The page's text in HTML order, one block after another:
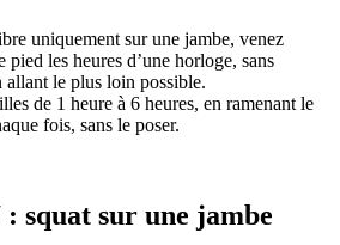
uniquement sur une jambe, venez
pied les heures d’une horloge, sans
allant le plus loin possible.
de 1 heure à 6 heures, en ramenant le
fois, sans le poser.
squat sur une jambe